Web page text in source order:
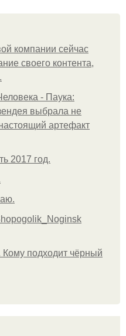
компании сейчас
своего контента,
- Паука:
выбрала не
артефакт
2017 год.
Кому подходит чёрный